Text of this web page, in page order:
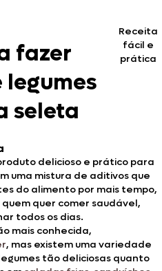
fazer
seleta
Receita
fácil e
prática
delicioso e prático para
uma mistura de aditivos que
do alimento por mais tempo,
quer comer saudável,
todos os dias.
mais conhecida,
, mas existem uma variedade
tão deliciosas quanto